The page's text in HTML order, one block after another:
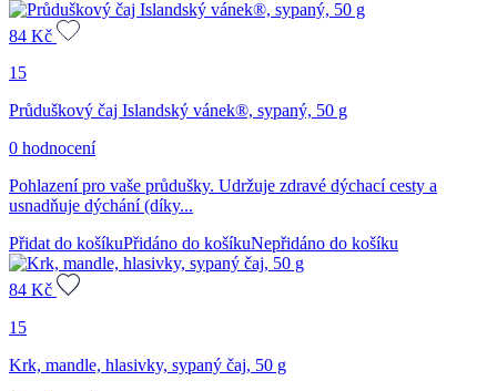
84 Kč
15
Průduškový čaj Islandský vánek®, sypaný, 50 g
0 hodnocení
Pohlazení pro vaše průdušky. Udržuje zdravé dýchací cesty a
usnadňuje dýchání (díky...
Přidat do košíkuPřidáno do košíkuNepřidáno do košíku
84 Kč
15
Krk, mandle, hlasivky, sypaný čaj, 50 g